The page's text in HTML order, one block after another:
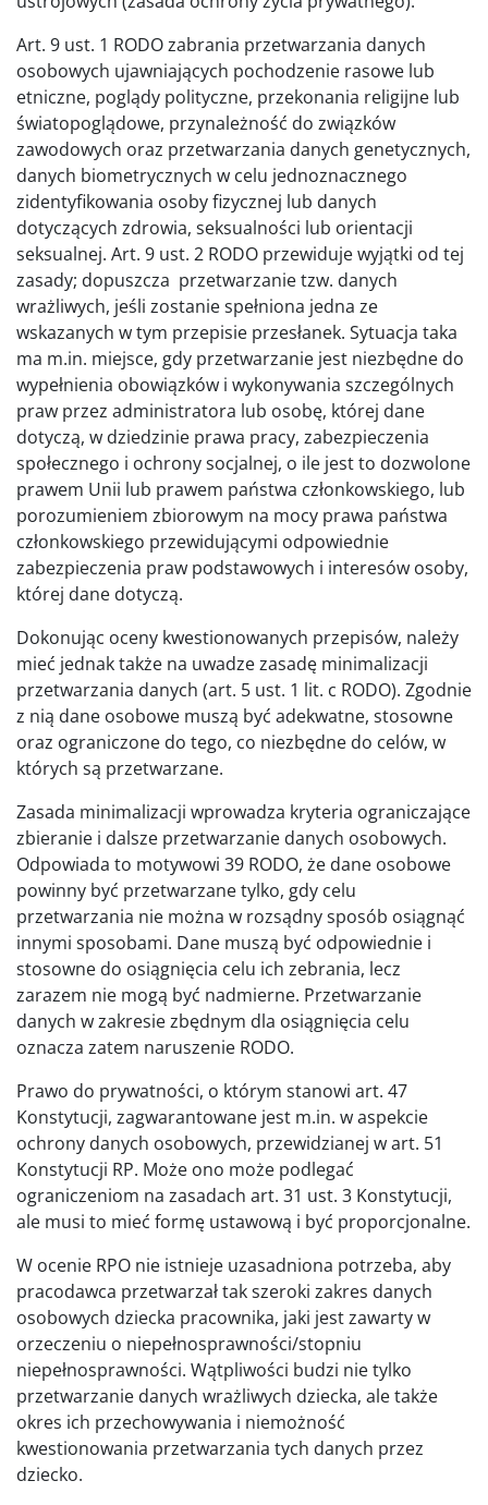
Art. 9 ust. 1 RODO zabrania przetwarzania danych
osobowych ujawniających pochodzenie rasowe lub
etniczne, poglądy polityczne, przekonania religijne lub
światopoglądowe, przynależność do związków
zawodowych oraz przetwarzania danych genetycznych,
danych biometrycznych w celu jednoznacznego
zidentyfikowania osoby fizycznej lub danych
dotyczących zdrowia, seksualności lub orientacji
seksualnej. Art. 9 ust. 2 RODO przewiduje wyjątki od tej
zasady; dopuszcza przetwarzanie tzw. danych
wrażliwych, jeśli zostanie spełniona jedna ze
wskazanych w tym przepisie przesłanek. Sytuacja taka
ma m.in. miejsce, gdy przetwarzanie jest niezbędne do
wypełnienia obowiązków i wykonywania szczególnych
praw przez administratora lub osobę, której dane
dotyczą, w dziedzinie prawa pracy, zabezpieczenia
społecznego i ochrony socjalnej, o ile jest to dozwolone
prawem Unii lub prawem państwa członkowskiego, lub
porozumieniem zbiorowym na mocy prawa państwa
członkowskiego przewidującymi odpowiednie
zabezpieczenia praw podstawowych i interesów osoby,
której dane dotyczą.
Dokonując oceny kwestionowanych przepisów, należy
mieć jednak także na uwadze zasadę minimalizacji
przetwarzania danych (art. 5 ust. 1 lit. c RODO). Zgodnie
z nią dane osobowe muszą być adekwatne, stosowne
oraz ograniczone do tego, co niezbędne do celów, w
których są przetwarzane.
Zasada minimalizacji wprowadza kryteria ograniczające
zbieranie i dalsze przetwarzanie danych osobowych.
Odpowiada to motywowi 39 RODO, że dane osobowe
powinny być przetwarzane tylko, gdy celu
przetwarzania nie można w rozsądny sposób osiągnąć
innymi sposobami. Dane muszą być odpowiednie i
stosowne do osiągnięcia celu ich zebrania, lecz
zarazem nie mogą być nadmierne. Przetwarzanie
danych w zakresie zbędnym dla osiągnięcia celu
oznacza zatem naruszenie RODO.
Prawo do prywatności, o którym stanowi art. 47
Konstytucji, zagwarantowane jest m.in. w aspekcie
ochrony danych osobowych, przewidzianej w art. 51
Konstytucji RP. Może ono może podlegać
ograniczeniom na zasadach art. 31 ust. 3 Konstytucji,
ale musi to mieć formę ustawową i być proporcjonalne.
W ocenie RPO nie istnieje uzasadniona potrzeba, aby
pracodawca przetwarzał tak szeroki zakres danych
osobowych dziecka pracownika, jaki jest zawarty w
orzeczeniu o niepełnosprawności/stopniu
niepełnosprawności. Wątpliwości budzi nie tylko
przetwarzanie danych wrażliwych dziecka, ale także
okres ich przechowywania i niemożność
kwestionowania przetwarzania tych danych przez
dziecko.